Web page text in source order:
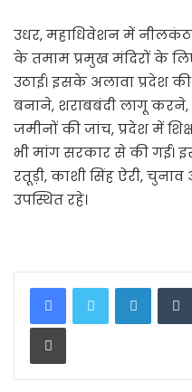
उधर, महाधिवेशन में नीलकंठ
के तमाम प्रमुख मंदिरों के
उठाई। इसके अलावा प्रदेश
बनाने, शराबबंदी लागू
जमीनों की जांच, प्रदेश में
भी मांग सरकार से की गई।
रतूड़ी, काशी सिंह ऐरी,
उपस्थित रहे।
Print